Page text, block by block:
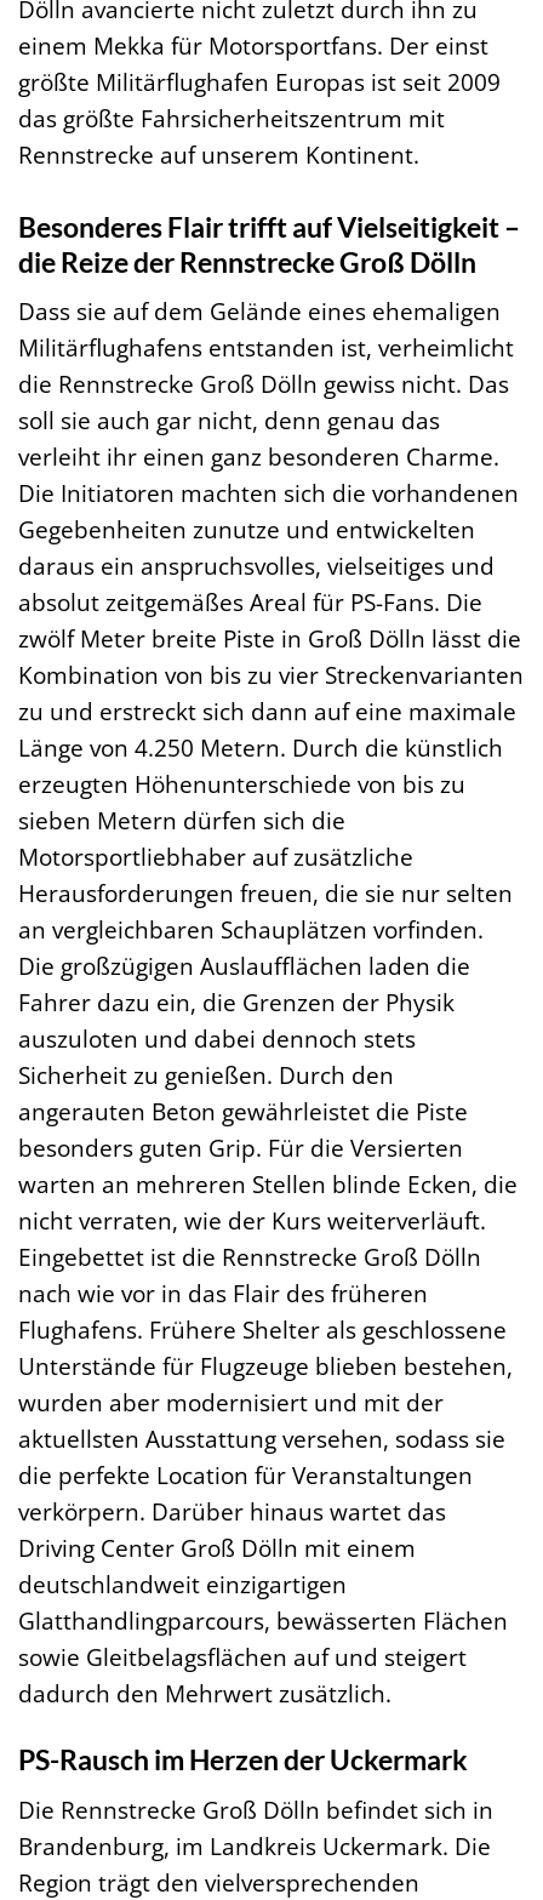
Dölln avancierte nicht zuletzt durch ihn zu
einem Mekka für Motorsportfans. Der einst
größte Militärflughafen Europas ist seit 2009
das größte Fahrsicherheitszentrum mit
Rennstrecke auf unserem Kontinent.
Besonderes Flair trifft auf Vielseitigkeit –
die Reize der Rennstrecke Groß Dölln
Dass sie auf dem Gelände eines ehemaligen
Militärflughafens entstanden ist, verheimlicht
die Rennstrecke Groß Dölln gewiss nicht. Das
soll sie auch gar nicht, denn genau das
verleiht ihr einen ganz besonderen Charme.
Die Initiatoren machten sich die vorhandenen
Gegebenheiten zunutze und entwickelten
daraus ein anspruchsvolles, vielseitiges und
absolut zeitgemäßes Areal für PS-Fans. Die
zwölf Meter breite Piste in Groß Dölln lässt die
Kombination von bis zu vier Streckenvarianten
zu und erstreckt sich dann auf eine maximale
Länge von 4.250 Metern. Durch die künstlich
erzeugten Höhenunterschiede von bis zu
sieben Metern dürfen sich die
Motorsportliebhaber auf zusätzliche
Herausforderungen freuen, die sie nur selten
an vergleichbaren Schauplätzen vorfinden.
Die großzügigen Auslaufflächen laden die
Fahrer dazu ein, die Grenzen der Physik
auszuloten und dabei dennoch stets
Sicherheit zu genießen. Durch den
angerauten Beton gewährleistet die Piste
besonders guten Grip. Für die Versierten
warten an mehreren Stellen blinde Ecken, die
nicht verraten, wie der Kurs weiterverläuft.
Eingebettet ist die Rennstrecke Groß Dölln
nach wie vor in das Flair des früheren
Flughafens. Frühere Shelter als geschlossene
Unterstände für Flugzeuge blieben bestehen,
wurden aber modernisiert und mit der
aktuellsten Ausstattung versehen, sodass sie
die perfekte Location für Veranstaltungen
verkörpern. Darüber hinaus wartet das
Driving Center Groß Dölln mit einem
deutschlandweit einzigartigen
Glatthandlingparcours, bewässerten Flächen
sowie Gleitbelagsflächen auf und steigert
dadurch den Mehrwert zusätzlich.
PS-Rausch im Herzen der Uckermark
Die Rennstrecke Groß Dölln befindet sich in
Brandenburg, im Landkreis Uckermark. Die
Region trägt den vielversprechenden